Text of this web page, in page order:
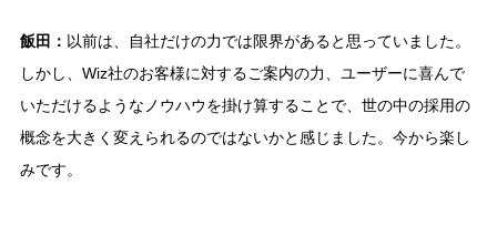
飯田： 以前は、自社だけの力では限界があると思っていました。
しかし、Wiz社のお客様に対するご案内の力、ユーザーに喜んで
いただけるようなノウハウを掛け算することで、世の中の採用の
概念を大きく変えられるのではないかと感じました。今から楽し
みです。